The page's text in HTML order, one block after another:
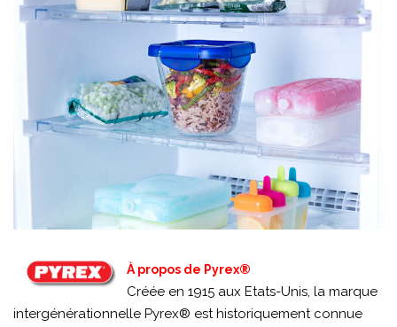
À propos de Pyrex®
Créée en 1915 aux Etats-Unis, la marque
intergénérationnelle Pyrex® est historiquement connue